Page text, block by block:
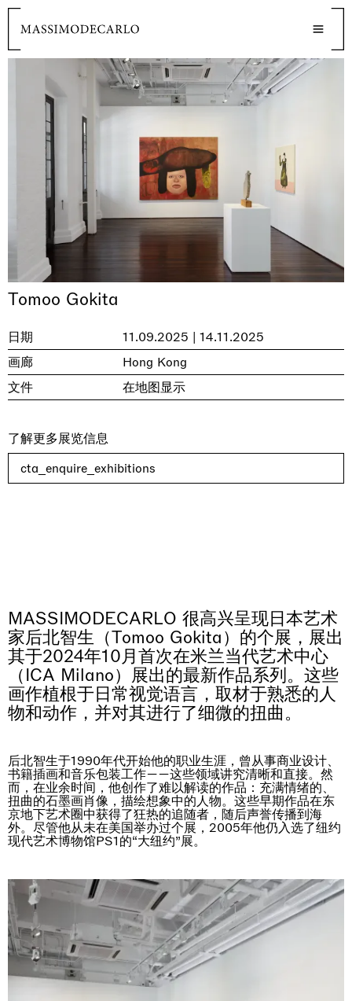
Tomoo Gokita
日期
11.09.2025 | 14.11.2025
画廊
Hong Kong
文件
在地图显示
了解更多展览信息
cta_enquire_exhibitions
MASSIMODECARLO 很高兴呈现日本艺术
家后北智生（Tomoo Gokita）的个展，展出
其于2024年10月首次在米兰当代艺术中心
（ICA Milano）展出的最新作品系列。这些
画作植根于日常视觉语言，取材于熟悉的人
物和动作，并对其进行了细微的扭曲。
后北智生于1990年代开始他的职业生涯，曾从事商业设计、
书籍插画和音乐包装工作——这些领域讲究清晰和直接。然
而，在业余时间，他创作了难以解读的作品：充满情绪的、
扭曲的石墨画肖像，描绘想象中的人物。这些早期作品在东
京地下艺术圈中获得了狂热的追随者，随后声誉传播到海
外。尽管他从未在美国举办过个展，2005年他仍入选了纽约
现代艺术博物馆PS1的“大纽约”展。